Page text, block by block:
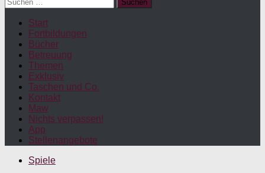
nach:
Start
Fortbildungen
Bücher
Betreuung
Themen
Exklusiv
Taschen und Co.
Kontakt
Maw
Nichts verpassen!
App
Stellenangebote
Spiele